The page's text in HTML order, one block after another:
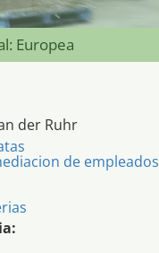
Europea
der Ruhr
de empleados